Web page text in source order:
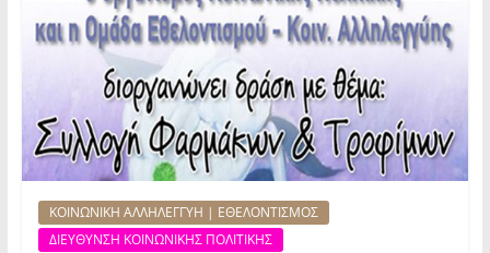
ΚΟΙΝΩΝΙΚΗ ΑΛΛΗΛΕΓΓΥΗ | ΕΘΕΛΟΝΤΙΣΜΟΣ
ΔΙΕΥΘΥΝΣΗ ΚΟΙΝΩΝΙΚΗΣ ΠΟΛΙΤΙΚΗΣ